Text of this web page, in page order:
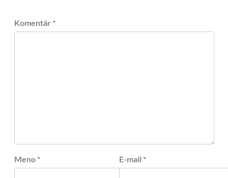
Komentár *
Meno * E-mail *